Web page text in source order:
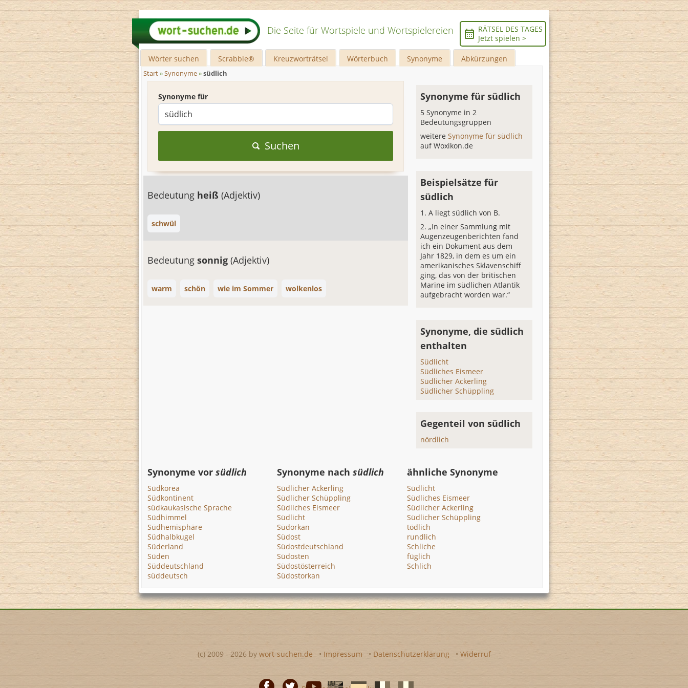
Die Seite für Wortspiele und Wortspielereien
RÄTSEL DES TAGES
Jetzt spielen >
Wörter suchen Scrabble® Kreuzworträtsel Wörterbuch Synonyme Abkürzungen
Start»Synonyme»südlich
Synonyme für
Suchen
Bedeutung heiß (Adjektiv)
schwül
Bedeutung sonnig (Adjektiv)
warm schön wie im Sommer wolkenlos
Synonyme für südlich
5 Synonyme in 2
Bedeutungsgruppen
weitereSynonyme für südlich
auf Woxikon.de
Beispielsätze für
südlich
A liegt südlich von B.
„In einer Sammlung mit
Augenzeugenberichten fand
ich ein Dokument aus dem
Jahr 1829, in dem es um ein
amerikanisches Sklavenschiff
ging, das von der britischen
Marine im südlichen Atlantik
aufgebracht worden war.“
Synonyme, die südlich
enthalten
Südlicht
Südliches Eismeer
Südlicher Ackerling
Südlicher Schüppling
Gegenteil von südlich
nördlich
Synonyme vor südlich
Südkorea
Südkontinent
südkaukasische Sprache
Südhimmel
Südhemisphäre
Südhalbkugel
Süderland
Süden
Süddeutschland
süddeutsch
Synonyme nachsüdlich
Südlicher Ackerling
Südlicher Schüppling
Südliches Eismeer
Südlicht
Südorkan
Südost
Südostdeutschland
Südosten
Südostösterreich
Südostorkan
ähnliche Synonyme
Südlicht
Südliches Eismeer
Südlicher Ackerling
Südlicher Schüppling
tödlich
rundlich
Schliche
füglich
Schlich
(c) 2009 - 2026 by wort-suchen.de • Impressum • Datenschutzerklärung • Widerruf